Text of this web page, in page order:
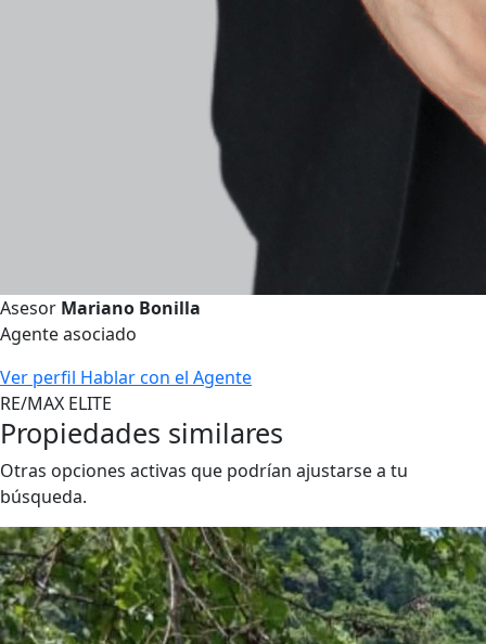
Asesor Mariano Bonilla
Agente asociado
Ver perfil Hablar con el Agente
RE/MAX ELITE
Propiedades similares
Otras opciones activas que podrían ajustarse a tu
búsqueda.